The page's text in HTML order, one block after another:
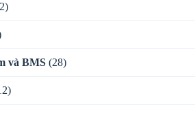
và BMS (28)